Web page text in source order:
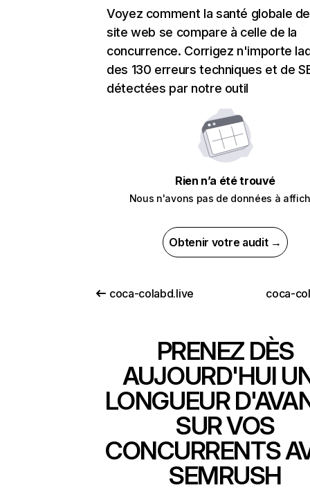
Voyez comment la santé globale
site web se compare à celle de la
concurrence. Corrigez n'importe
des 130 erreurs techniques et de
détectées par notre outil
Rien n’a été trouvé
Nous n'avons pas de données à
Obtenir votre audit →
coca-colabd.live coca-
PRENEZ DÈS
AUJOURD'HUI
LONGUEUR
SUR VOS
CONCURRENTS
SEMRUSH